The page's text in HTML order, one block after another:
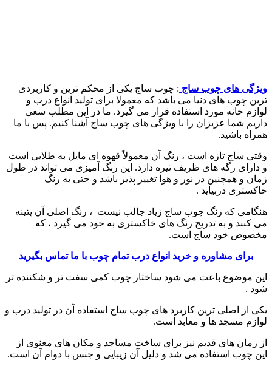
ویژگی های چوب ساج : چوب ساج یکی از محکم ترین و کاربردی
ترین چوب های دنیا می باشد که معمولا برای تولید انواع درب و
لوازم خانه مورد استفاده قرار می گیرد. ما در این مطلب سعی
داریم شما عزیزان را با ویژگی های چوب ساج آشنا کنیم. پس با ما
همراه باشید.
وقتی ساج تازه است ، رنگ آن معمولاً قهوه ای مایل به طلایی است
و دارای رگه های ظریف تیره دارد. این رنگ آمیزی می تواند در طول
زمان و همچنین در نور و هوا تغییر پذیر باشد و حتی به رنگ
خاکستری دربیاید .
هنگامی که رنگ چوب ساج زیاد جالب نیست ، رنگ اصلی آن پتینه
می کنند و به تدریج رنگ های خاکستری به خود می گیرد ، که
مخصوص خود ساج است.
برای مشاوره و خرید انواع درب تمام چوب با ما تماس بگیرید
این موضوع باعث می شود ساختار چوب کمی سفت تر و شکننده تر
شود .
یکی از اصلی ترین کاربرد های چوب ساج استفاده آن در تولید درب و
لوازم مسجد ها و معابد است.
از زمان های قدیم نیز برای ساخت مساجد و مکان های معنوی از
این چوب استفاده می شد و دلیل آن زیبایی و جنس با دوام آن است.